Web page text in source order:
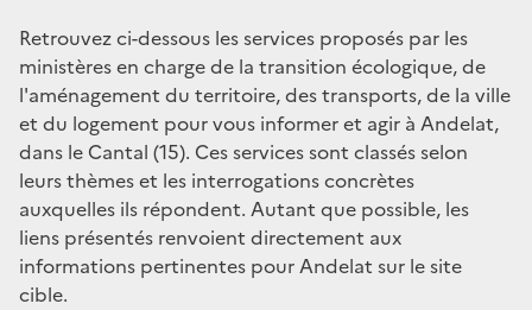
Retrouvez ci-dessous les services proposés par les
ministères en charge de la transition écologique, de
l'aménagement du territoire, des transports, de la ville
et du logement pour vous informer et agir à Andelat,
dans le Cantal (15). Ces services sont classés selon
leurs thèmes et les interrogations concrètes
auxquelles ils répondent. Autant que possible, les
liens présentés renvoient directement aux
informations pertinentes pour Andelat sur le site
cible.